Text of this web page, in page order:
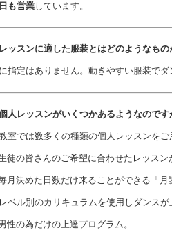
も営業しています。
ッスンに適した服装とはどのようなもの
指定はありません。動きやすい服装でダ
人レッスンがいくつかあるようなので
室では数多くの種類の個人レッスンをご
徒の皆さんのご希望に合わせたレッスン
月決めた日数だけ来ることができる「月
ベル別のカリキュラムを使用しダンスが
性の為だけの上達プログラム。